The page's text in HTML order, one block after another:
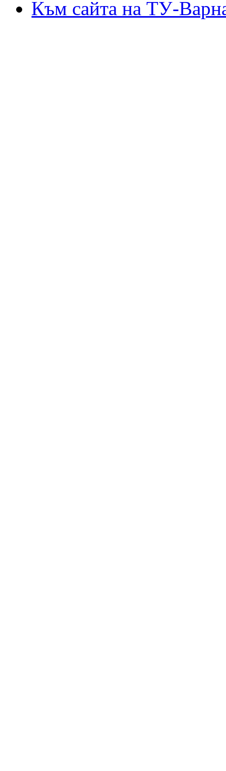
Към сайта на ТУ-